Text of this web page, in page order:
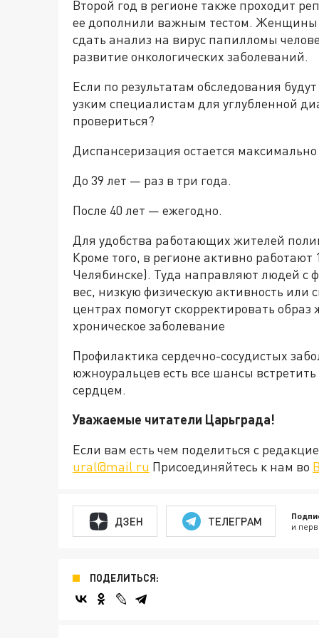
Второй год в регионе также проходит
ее дополнили важным тестом. Женщины в
сдать анализ на вирус папилломы
развитие онкологических заболеваний.
Если по результатам обследования
узким специалистам для углубленной
провериться?
Диспансеризация остается
До 39 лет — раз в три года.
После 40 лет — ежегодно.
Для удобства работающих жителей
Кроме того, в регионе активно работают
Челябинске). Туда направляют людей
вес, низкую физическую активность или
центрах помогут скорректировать
хроническое заболевание
Профилактика сердечно-сосудистых
южноуральцев есть все шансы
сердцем.
Уважаемые читатели Царьграда!
Если вам есть чем поделиться с
ural@mail.ru Присоединяйтесь к нам во
ДЗЕН ТЕЛЕГРАМ и
ПОДЕЛИТЬСЯ: